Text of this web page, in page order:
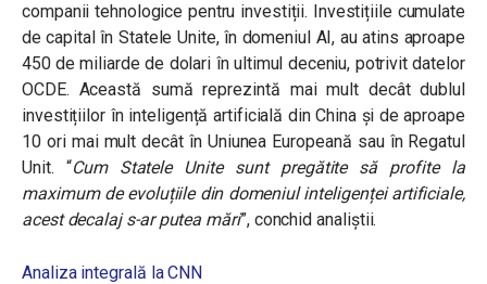
companii tehnologice pentru investiții. Investițiile cumulate
de capital în Statele Unite, în domeniul AI, au atins aproape
450 de miliarde de dolari în ultimul deceniu, potrivit datelor
OCDE. Această sumă reprezintă mai mult decât dublul
investițiilor în inteligență artificială din China și de aproape
10 ori mai mult decât în Uniunea Europeană sau în Regatul
Unit. “Cum Statele Unite sunt pregătite să profite la
maximum de evoluțiile din domeniul inteligenței artificiale,
acest decalaj s-ar putea mări”, conchid analiștii.
Analiza integrală la CNN